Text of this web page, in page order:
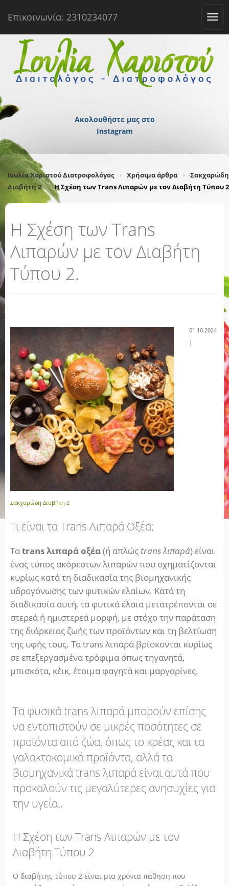
Επικοινωνία: 2310234077
Ακολουθήστε μας στο
Instagram
Ιουλία Χαριστού Διατροφολόγος Χρήσιμα άρθρα
Σακχαρώδη
Διαβήτη 2
Η Σχέση των Trans Λιπαρών με τον Διαβήτη Τύπου
Η Σχέση των Trans
Λιπαρών με τον Διαβήτη
Τύπου 2.
01.10.2024
|
Σακχαρώδη Διαβήτη 2
Τι είναι τα Trans Λιπαρά Οξέα;
Ταtrans λιπαρά οξέα(ή απλώς trans λιπαρά) είναι
ένας τύπος ακόρεστων λιπαρών που σχηματίζονται
κυρίως κατά τη διαδικασία της βιομηχανικής
υδρογόνωσης των φυτικών ελαίων. Κατά τη
διαδικασία αυτή, τα φυτικά έλαια μετατρέπονται σε
στερεά ή ημιστερεά μορφή, με στόχο την παράταση
της διάρκειας ζωής των προϊόντων και τη βελτίωση
της υφής τους. Τα trans λιπαρά βρίσκονται κυρίως
σε επεξεργασμένα τρόφιμα όπως τηγανητά,
μπισκότα, κέικ, έτοιμα φαγητά και μαργαρίνες.
Τα φυσικά trans λιπαρά μπορούν επίσης
να εντοπιστούν σε μικρές ποσότητες σε
προϊόντα από ζώα, όπως το κρέας και τα
γαλακτοκομικά προϊόντα, αλλά τα
βιομηχανικά trans λιπαρά είναι αυτά που
προκαλούν τις μεγαλύτερες ανησυχίες για
την υγεία..
Η Σχέση των Trans Λιπαρών με τον
Διαβήτη Τύπου 2
Ο διαβήτης τύπου 2 είναι μια χρόνια πάθηση που